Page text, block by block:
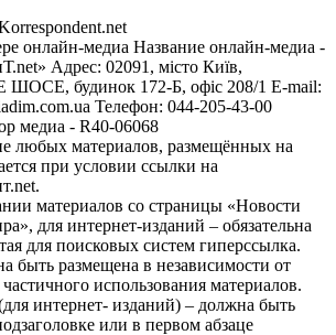
онлайн-медиа Название онлайн-медиа -
Адрес: 02091, місто Київ,
будинок 172-Б, офіс 208/1 E-mail:
Телефон: 044-205-43-00
медиа - R40-06068
любых материалов, размещённых на
при условии ссылки на
материалов со страницы «Новости
для интернет-изданий – обязательна
для поисковых систем гиперссылка.
быть размещена в независимости от
использования материалов.
интернет- изданий) – должна быть
или в первом абзаце